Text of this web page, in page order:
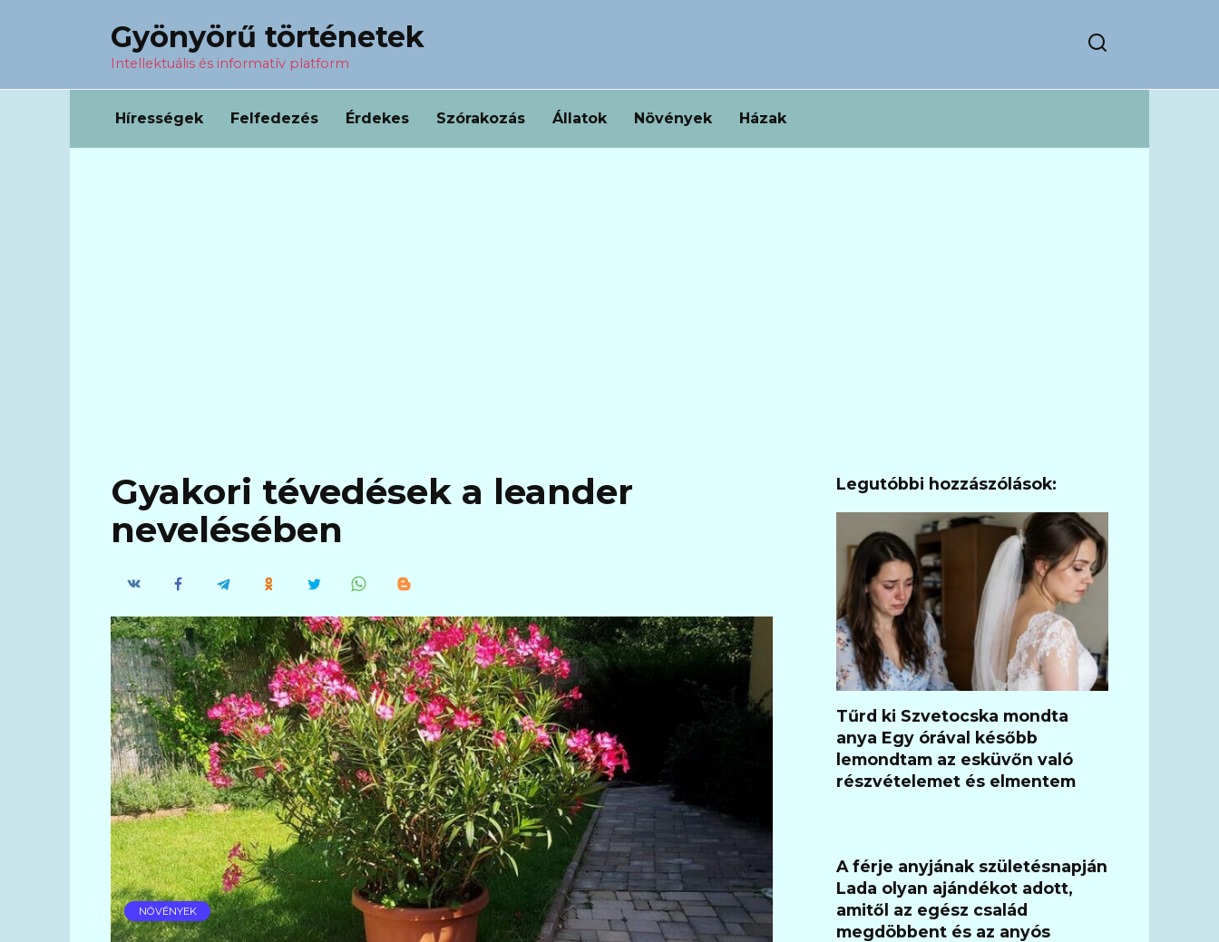
Gyönyörű történetek
Intellektuális és informatív platform
Hírességek Felfedezés Érdekes Szórakozás Állatok Növények Házak
Gyakori tévedések a leander
nevelésében
NÖVÉNYEK
Legutóbbi hozzászólások:
Tűrd ki Szvetocska mondta
anya Egy órával később
lemondtam az esküvőn való
részvételemet és elmentem
A férje anyjának születésnapján
Lada olyan ajándékot adott,
amitől az egész család
megdöbbent és az anyós